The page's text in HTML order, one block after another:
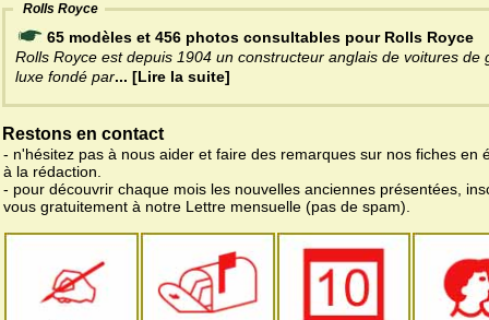
Rolls Royce
65 modèles et 456 photos consultables pour Rolls Royce
Rolls Royce est depuis 1904 un constructeur anglais de voitures de
luxe fondé par... [Lire la suite]
Restons en contact
- n'hésitez pas à nous aider et faire des remarques sur nos fiches en
à la rédaction.
- pour découvrir chaque mois les nouvelles anciennes présentées,
vous gratuitement à notre Lettre mensuelle (pas de spam).